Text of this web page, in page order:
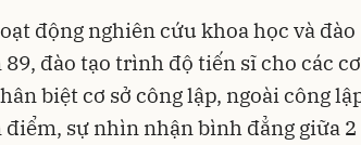
động nghiên cứu khoa học và đào
đào tạo trình độ tiến sĩ cho các cơ
biệt cơ sở công lập, ngoài công
sự nhìn nhận bình đẳng giữa 2